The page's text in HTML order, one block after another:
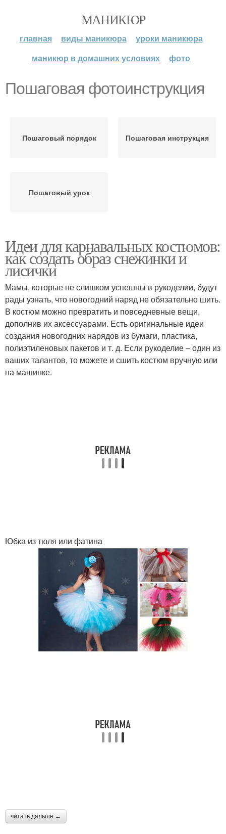
МАНИКЮР
главная виды маникюра
уроки маникюра
маникюр в домашних условиях
фото
Пошаговая фотоинструкция
Пошаговый порядок Пошаговая инструкция
Пошаговый урок
Идеи для карнавальных костюмов:
как создать образ снежинки и
лисички
Мамы, которые не слишком успешны в рукоделии, будут
рады узнать, что новогодний наряд не обязательно шить.
В костюм можно превратить и повседневные вещи,
дополнив их аксессуарами. Есть оригинальные идеи
создания новогодних нарядов из бумаги, пластика,
полиэтиленовых пакетов и т. д. Если рукоделие – один из
ваших талантов, то можете и сшить костюм вручную или
на машинке.
Юбка из тюля или фатина
читать дальше →